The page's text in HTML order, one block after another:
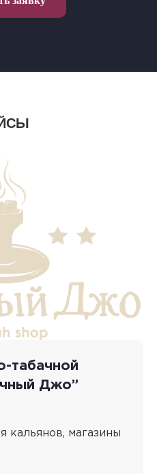
табачной
Джо”
кальянов, магазины